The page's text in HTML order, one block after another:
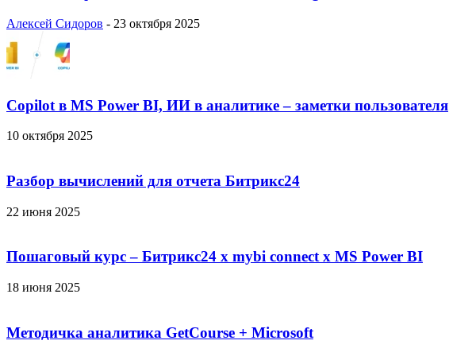
Алексей Сидоров - 23 октября 2025
Copilot в MS Power BI, ИИ в аналитике – заметки пользователя
10 октября 2025
Разбор вычислений для отчета Битрикс24
22 июня 2025
Пошаговый курс – Битрикс24 х mybi connect х MS Power BI
18 июня 2025
Методичка аналитика GetCourse + Microsoft